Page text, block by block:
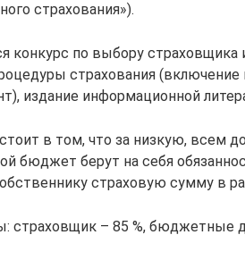
страхования»).
конкурс по выбору
страхования
издание информационной
в том, что за низкую, всем
бюджет берут на себя
страховую сумму в
страховщик – 85 %, бюджетные